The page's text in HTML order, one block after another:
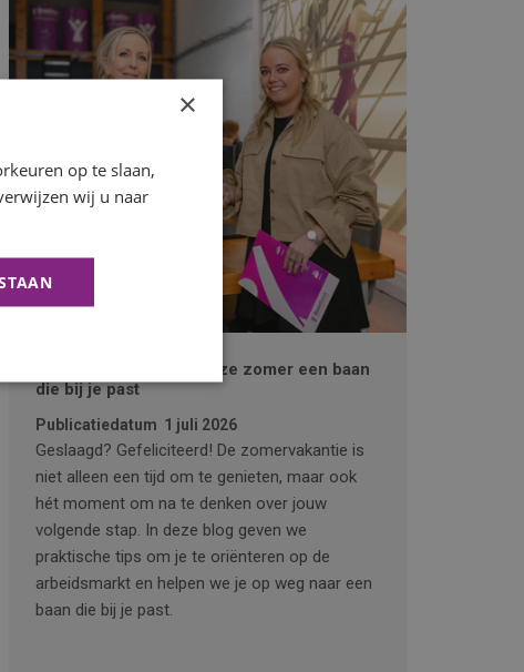
Geslaagd! Zo vind je deze zomer een baan
die bij je past
Publicatiedatum 1 juli 2026
Geslaagd? Gefeliciteerd! De zomervakantie is
niet alleen een tijd om te genieten, maar ook
hét moment om na te denken over jouw
volgende stap. In deze blog geven we
praktische tips om je te oriënteren op de
arbeidsmarkt en helpen we je op weg naar een
baan die bij je past.
×
op te slaan,
wij u naar